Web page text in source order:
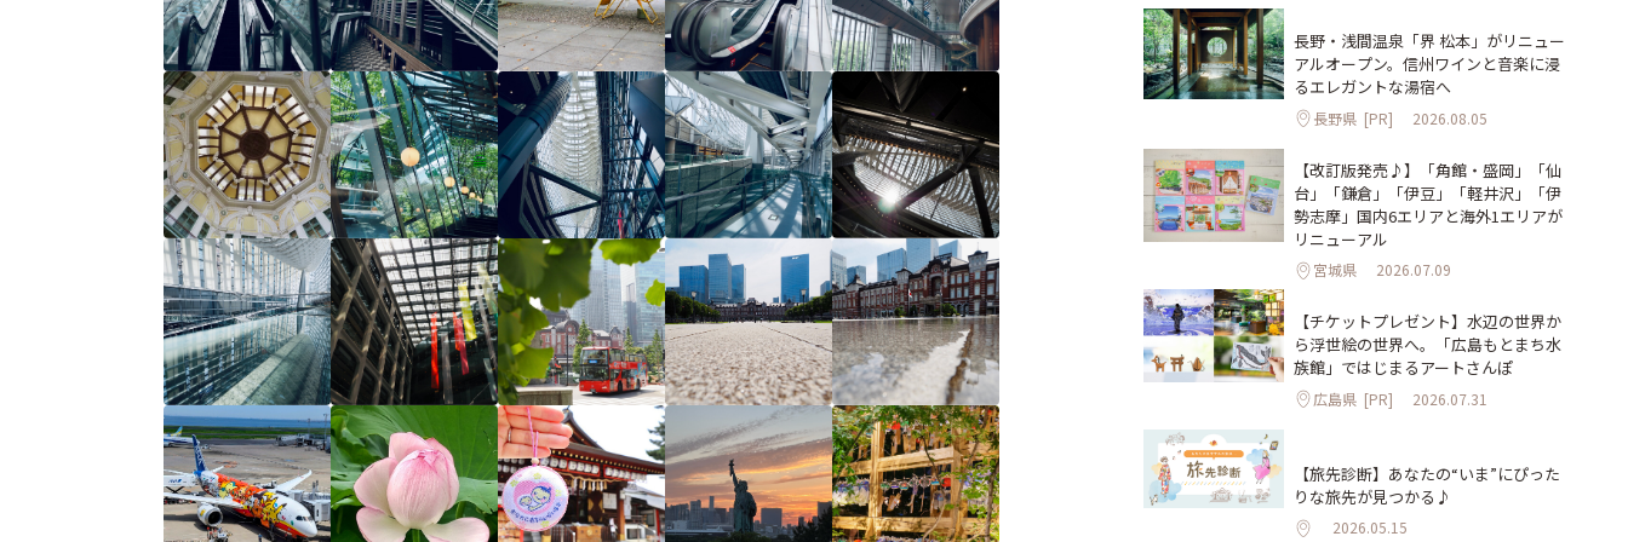
長野・浅間温泉「界 松本」がリニュー
アルオープン。信州ワインと音楽に浸
るエレガントな湯宿へ
長野県 [PR] 2026.08.05
【改訂版発売♪】「角館・盛岡」「仙
台」「鎌倉」「伊豆」「軽井沢」「伊
勢志摩」国内6エリアと海外1エリアが
リニューアル
宮城県 2026.07.09
【チケットプレゼント】水辺の世界か
ら浮世絵の世界へ。「広島もとまち水
族館」ではじまるアートさんぽ
広島県 [PR] 2026.07.31
【旅先診断】あなたの“いま”にぴった
りな旅先が見つかる♪
2026.05.15